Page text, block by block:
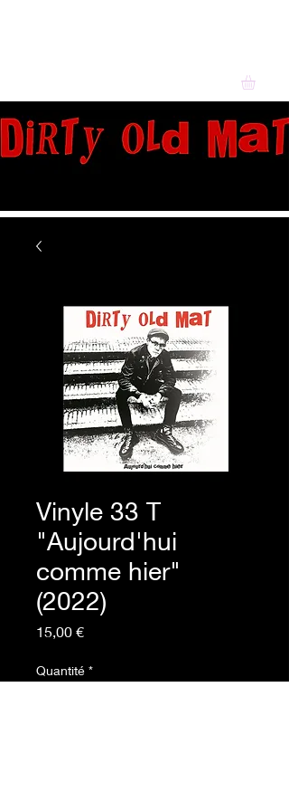
Vinyle 33 T
"Aujourd'hui
comme hier"
(2022)
15,00 €Prix
Quantité *